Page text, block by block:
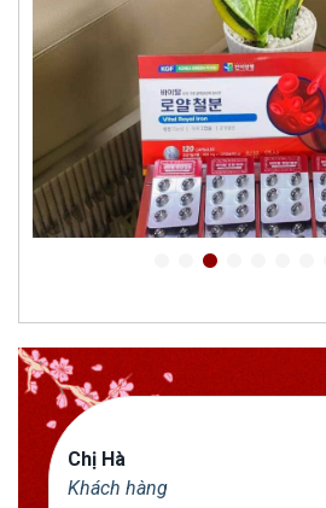
Chị Hà
Khách hàng